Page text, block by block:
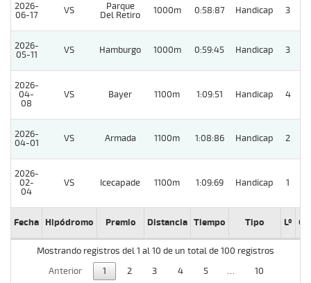
2026-
06-17
VS
Parque
Del Retiro
1000m 0:58:87 Handicap 3
2026-
05-11
VS Hamburgo 1000m 0:59:45 Handicap 3
2026-
04-
08
VS Bayer 1100m 1:09:51 Handicap 4
2026-
04-01
VS Armada 1100m 1:08:86 Handicap 2
2026-
02-
04
VS Icecapade 1100m 1:09:69 Handicap 1
Fecha Hipódromo Premio Distancia Tiempo Tipo Lº
Mostrando registros del 1 al 10 de un total de 100 registros
Anterior
1 2 3 4 5 …
10